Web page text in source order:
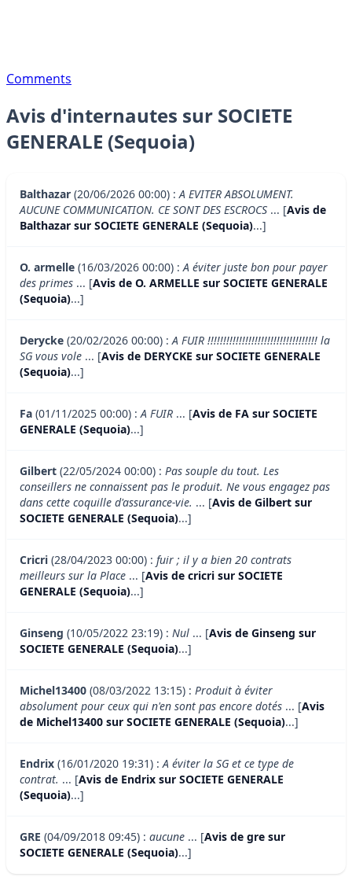
Comments
Avis d'internautes sur SOCIETE
GENERALE (Sequoia)
Balthazar (20/06/2026 00:00) :A EVITER ABSOLUMENT.
AUCUNE COMMUNICATION. CE SONT DES ESCROCS ... [Avis de
Balthazar sur SOCIETE GENERALE (Sequoia)...]
O. armelle (16/03/2026 00:00) :A éviter juste bon pour payer
des primes ... [Avis de O. ARMELLE sur SOCIETE GENERALE
(Sequoia)...]
Derycke (20/02/2026 00:00) :A FUIR !!!!!!!!!!!!!!!!!!!!!!!!!!!!!!!!!!! la
SG vous vole ... [Avis de DERYCKE sur SOCIETE GENERALE
(Sequoia)...]
Fa (01/11/2025 00:00) :A FUIR ... [Avis de FA sur SOCIETE
GENERALE (Sequoia)...]
Gilbert (22/05/2024 00:00) : Pas souple du tout. Les
conseillers ne connaissent pas le produit. Ne vous engagez pas
dans cette coquille d'assurance-vie. ... [Avis de Gilbert sur
SOCIETE GENERALE (Sequoia)...]
Cricri (28/04/2023 00:00) : fuir ; il y a bien 20 contrats
meilleurs sur la Place ... [Avis de cricri sur SOCIETE
GENERALE (Sequoia)...]
Ginseng (10/05/2022 23:19) : Nul ... [Avis de Ginseng sur
SOCIETE GENERALE (Sequoia)...]
Michel13400 (08/03/2022 13:15) : Produit à éviter
absolument pour ceux qui n'en sont pas encore dotés ... [Avis
de Michel13400 sur SOCIETE GENERALE (Sequoia)...]
Endrix (16/01/2020 19:31) :A éviter la SG et ce type de
contrat. ... [Avis de Endrix sur SOCIETE GENERALE
(Sequoia)...]
GRE (04/09/2018 09:45) : aucune ... [Avis de gre sur
SOCIETE GENERALE (Sequoia)...]